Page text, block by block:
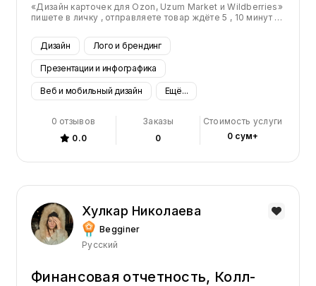
«Дизайн карточек для Ozon, Uzum Market и Wildberries»
пишете в личку , отправляете товар ждёте 5 , 10 минут и
000 тысяч сум до 400 000 тысяч сум
Дизайн Лого и брендинг
Презентации и инфографика
Веб и мобильный дизайн Ещё...
0 отзывов
0.0
Заказы
0
Стоимость услуги
0 сум+
Хулкар Николаева
Begginer
Русский
Финансовая отчетность, Колл-